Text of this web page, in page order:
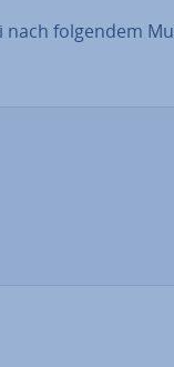
nach folgendem